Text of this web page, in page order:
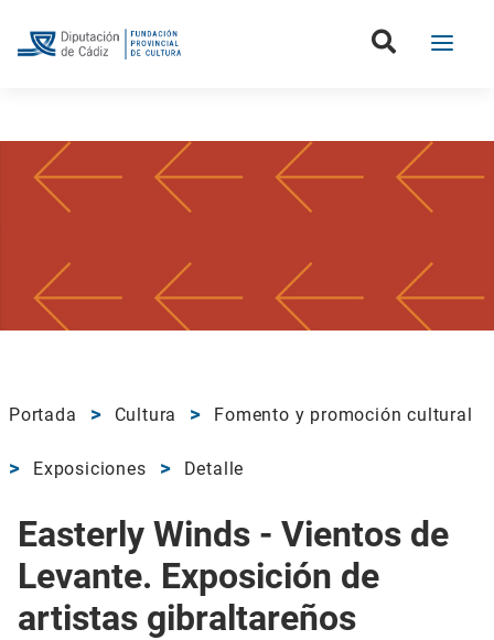
Portada Cultura Fomento y promoción cultural
Exposiciones Detalle
Easterly Winds - Vientos de
Levante. Exposición de
artistas gibraltareños